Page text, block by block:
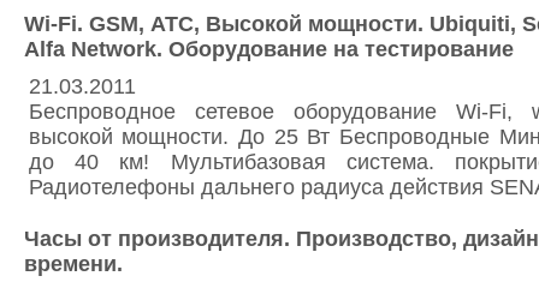
Wi-Fi. GSM, АТС, Высокой мощности. Ubiquiti,
Alfa Network. Оборудование на тестирование
21.03.2011
Беспроводное сетевое оборудование Wi-Fi,
высокой мощности. До 25 Вт Беспроводные
до 40 км! Мультибазовая система.
Радиотелефоны дальнего радиуса действия
Часы от производителя. Производство,
времени.